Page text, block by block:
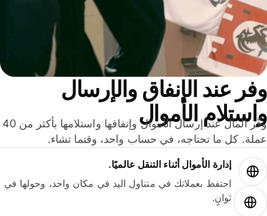
عند الإنفاق والإرسال
الأموال
وفّر المال عند إرسال الأموال وإنفاقها واستلامها بأكثر من 40
كل ما تحتاجه، في حساب واحد، وقتما تشاء.
إدارة الأموال أثناء التنقل عالميًا.
احتفظ بعملاتك في متناول اليد في مكان واحد، وحولها في
ثوانٍ.